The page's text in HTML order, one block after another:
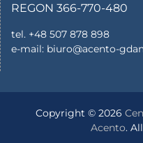
REGON 366-770-480
tel. +48 507 878 898
e-mail: biuro@acento-
Copyright © 2026
Acento.